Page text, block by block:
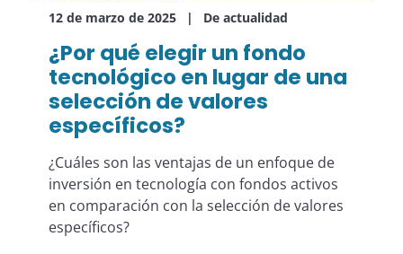
12 de marzo de 2025 De actualidad
¿Por qué elegir un fondo
tecnológico en lugar de una
selección de valores
específicos?
¿Cuáles son las ventajas de un enfoque de
inversión en tecnología con fondos activos
en comparación con la selección de valores
específicos?